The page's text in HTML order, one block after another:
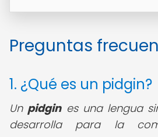
Preguntas
1. ¿Qué es un pidgin?
Un pidgines una lengua
desarrolla para la